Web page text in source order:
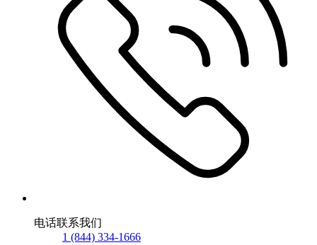
电话联系我们
1 (844) 334-1666